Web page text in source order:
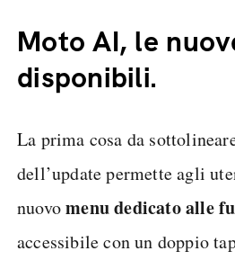
Moto AI, le
disponibili.
La prima cosa da
dell’update permette agli
nuovomenu dedicato alle
accessibile con un doppio